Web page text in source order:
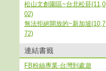
松山文創園區~台北松菸(11,0
02)
無法拒絕開放的~新加坡(10,7
72)
連結書籤
FB粉絲專業-台灣到處遊